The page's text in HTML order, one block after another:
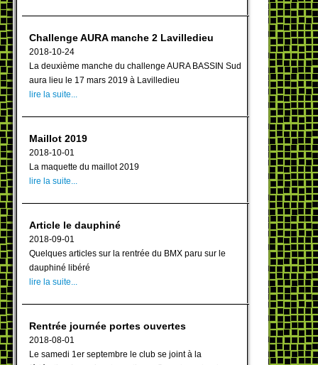
Challenge AURA manche 2 Lavilledieu
2018-10-24
La deuxième manche du challenge AURA BASSIN Sud
aura lieu le 17 mars 2019 à Lavilledieu
lire la suite...
Maillot 2019
2018-10-01
La maquette du maillot 2019
lire la suite...
Article le dauphiné
2018-09-01
Quelques articles sur la rentrée du BMX paru sur le
dauphiné libéré
lire la suite...
Rentrée journée portes ouvertes
2018-08-01
Le samedi 1er septembre le club se joint à la